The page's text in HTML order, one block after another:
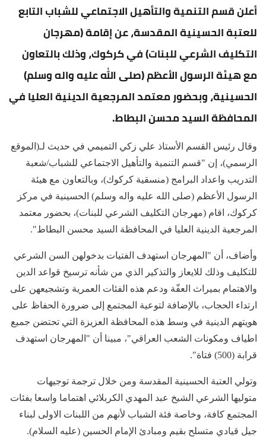
أعلن قسم التنمية والتأهيل الاجتماعي للشباب التابع
للعتبة الحسينية المقدسة، عن إقامة (مهرجان
التكليف الشرعي للبنات) في كركوك، وذلك بالتعاون
مع هيئة الرسول الأعظم (صلى الله عليه واله وسلم)
الحسينية، وبحضور معتمد المرجعية الدينية العليا في
المحافظة السيد محسن البطاط.
وقال رئيس القسم الأستاذ علي زكي التميمي في حديث لـ(الموقع
الرسمي)، إن "قسم التنمية والتأهيل الاجتماعي للشباب/شعبة
التدريب واعداد البرامج (منسقية كركوك)، وبالتعاون مع هيئة
الرسول الأعظم (صلى الله عليه واله وسلم) الحسينية في مركز
كركوك، اقام (مهرجان التكليف الشرعي للبنات)، بحضور معتمد
المرجعية الدينية العليا في المحافظة السيد محسن البطاط".
وأضاف، أن "المهرجان استهدف الفتيات بدخولهن السن الشرعي
للتكليف وذلك للايعاز والتذكير الذي من شأنه ترسيخ قواعد الدين
والاهتمام بميراث العفّة ودعم هذه الفئات العمرية وتشجيعهن على
ارتداء الحجاب، بالإضافة لتوعية المجتمع إلى ضرورة الحفاظ على
هويتهم الدينية في وسط هذه المحافظة العزيزة التي تحتضن جميع
اطياف ومكونات الشعب العراقي"، مبينا أن "المهرجان استهدف
قرابة (500) فتاة".
وتولي العتبة الحسينية المقدسة ومن خلال ترجمة توجيهات
متوليها الشرعي الشيخ عبد المهدي الكربلائي اهتماما واسعا بفئات
المجتمع كافة، وخاصة فئة الشباب لأنهم من اللبنات الاولى لبناء
جيل قيادي متسلح بقيم ومبادئ الإمام الحسين (عليه السلام).